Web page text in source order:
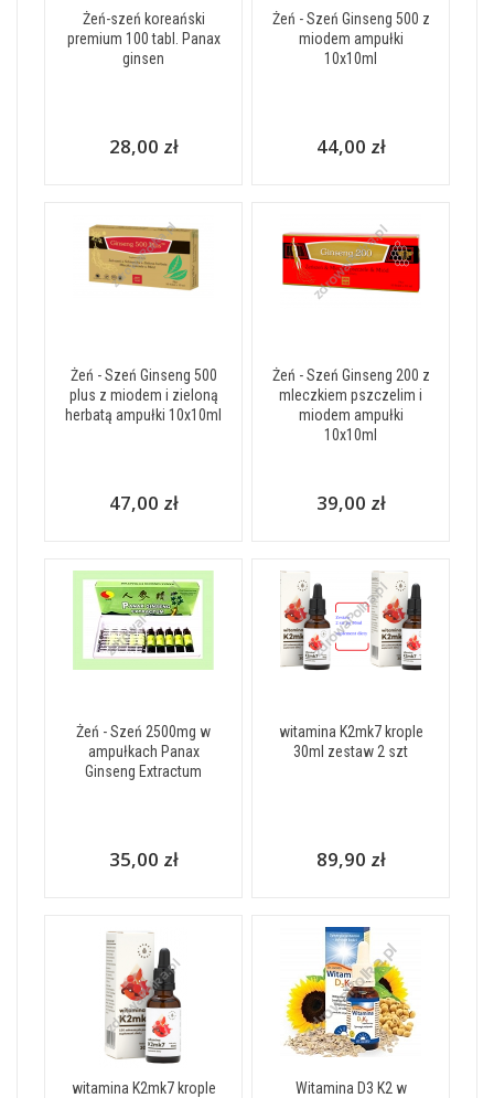
Żeń-szeń koreański
premium 100 tabl. Panax
ginsen
28,00 zł
Żeń - Szeń Ginseng 500 z
miodem ampułki
10x10ml
44,00 zł
Żeń - Szeń Ginseng 500
plus z miodem i zieloną
herbatą ampułki 10x10ml
47,00 zł
Żeń - Szeń Ginseng 200 z
mleczkiem pszczelim i
miodem ampułki
10x10ml
39,00 zł
Żeń - Szeń 2500mg w
ampułkach Panax
Ginseng Extractum
35,00 zł
witamina K2mk7 krople
30ml zestaw 2 szt
89,90 zł
witamina K2mk7 krople
Witamina D3 K2 w